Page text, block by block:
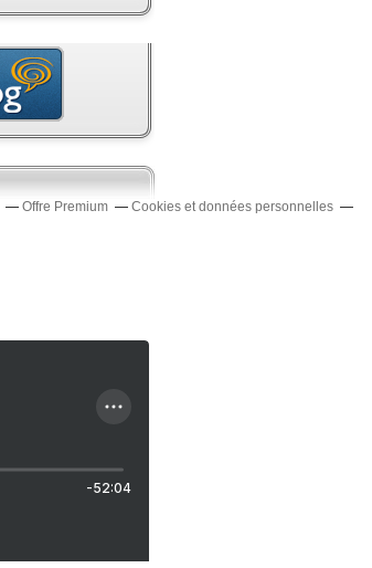
Offre Premium
Cookies et données personnelles
-52:04